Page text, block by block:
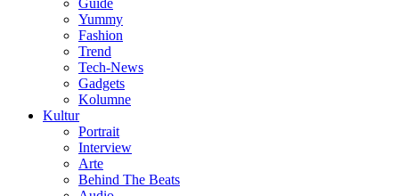
Guide
Yummy
Fashion
Trend
Tech-News
Gadgets
Kolumne
Kultur
Portrait
Interview
Arte
Behind The Beats